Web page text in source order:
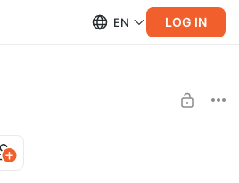
EN LOG IN